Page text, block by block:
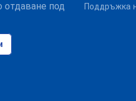
отдаване под
Поддръжка